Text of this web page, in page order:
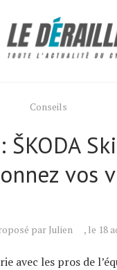
Conseils
ŠKODA
vos
par Julien , le 18
avec les pros de